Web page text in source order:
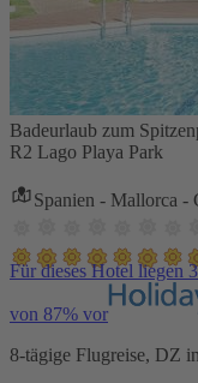
Badeurlaub zum
R2 Lago Playa Park
Spanien - Mallorca -
Für dieses Hotel liegen
von 87% vor
8-tägige Flugreise, DZ